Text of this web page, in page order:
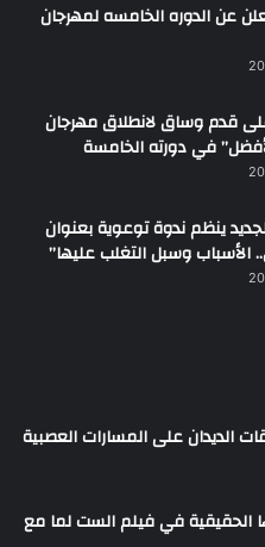
عن الدوره الخامسه لمهرجان
قدم وساق لانطلاق مهرجان
في دورته الخامسة
ينظم ندوة توعوية بعنوان
الأسباب وسبل التغلب عليها”
الديدان على المسارات العصبية
في فيلم الست لما مع